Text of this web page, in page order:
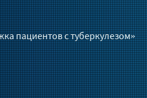
пациентов с туберкулезом»